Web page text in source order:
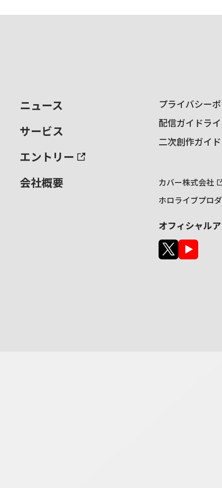
ニュース
サービス
エントリー
会社概要
プライバシー
配信ガイドラ
二次創作ガイ
カバー株式会社
ホロライブプロ
オフィシャル